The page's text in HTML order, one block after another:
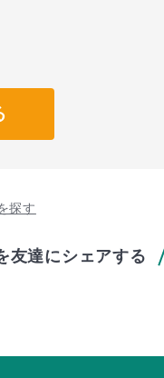
探す
友達にシェアする